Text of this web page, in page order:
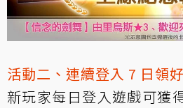
活動二、連續登入 7 日領
新玩家每日登入遊戲可獲